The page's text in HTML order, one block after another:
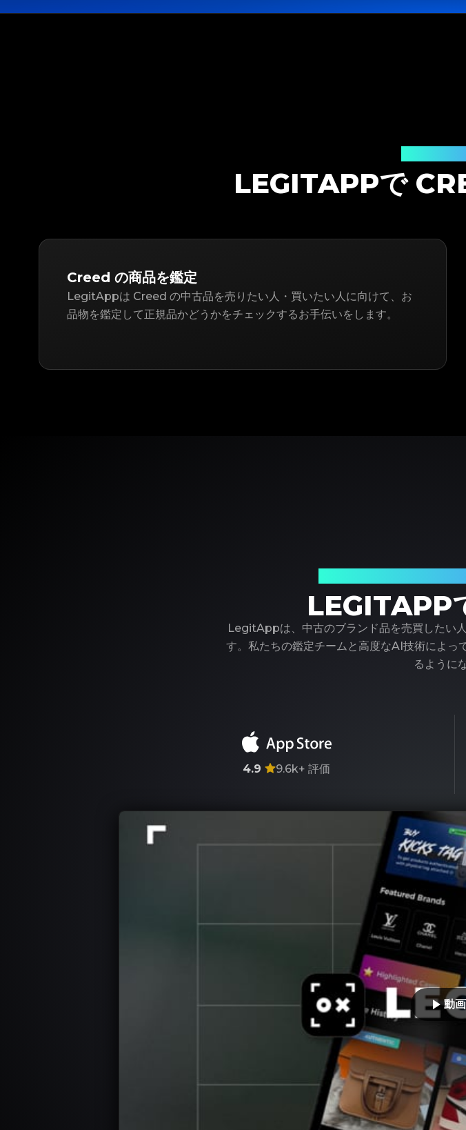
LEGITAPPで
Creed の商品を鑑定
LegitAppは Creed の中古品を売りたい人・買いたい人に向けて、お
品物を鑑定して正規品かどうかをチェックするお手伝いをします。
LEGITAPP
LegitAppは、中古のブランド品を売買したい
す。私たちの鑑定チームと高度なAI技術によっ
るように
4.9 9.6k+ 評価
動